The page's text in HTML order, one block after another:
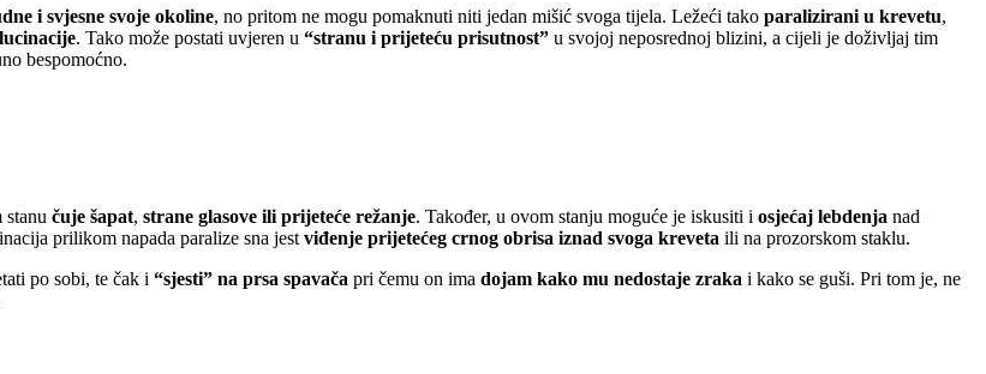
i svjesne svoje okoline, no pritom ne mogu pomaknuti niti jedan mišić svoga tijela. Ležeći tako paralizirani u krevetu,
. Tako može postati uvjeren u “stranu i prijeteću prisutnost” u svojoj neposrednoj blizini, a cijeli je doživljaj tim
bespomoćno.
čuje šapat, strane glasove ili prijeteće režanje. Također, u ovom stanju moguće je iskusiti i osjećaj lebdenja nad
prilikom napada paralize sna jest viđenje prijetećeg crnog obrisa iznad svoga kreveta ili na prozorskom staklu.
po sobi, te čak i “sjesti” na prsa spavača pri čemu on ima dojam kako mu nedostaje zraka i kako se guši. Pri tom je, ne